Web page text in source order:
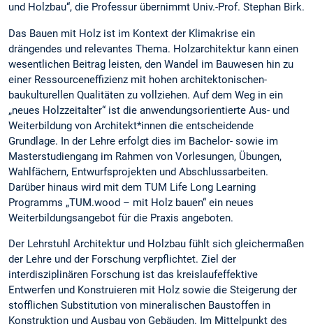
und Holzbau“, die Professur übernimmt Univ.-Prof. Stephan Birk.
Das Bauen mit Holz ist im Kontext der Klimakrise ein
drängendes und relevantes Thema. Holzarchitektur kann einen
wesentlichen Beitrag leisten, den Wandel im Bauwesen hin zu
einer Ressourceneffizienz mit hohen architektonischen-
baukulturellen Qualitäten zu vollziehen. Auf dem Weg in ein
„neues Holzzeitalter“ ist die anwendungsorientierte Aus- und
Weiterbildung von Architekt*innen die entscheidende
Grundlage. In der Lehre erfolgt dies im Bachelor- sowie im
Masterstudiengang im Rahmen von Vorlesungen, Übungen,
Wahlfächern, Entwurfsprojekten und Abschlussarbeiten.
Darüber hinaus wird mit dem TUM Life Long Learning
Programms „TUM.wood – mit Holz bauen“ ein neues
Weiterbildungsangebot für die Praxis angeboten.
Der Lehrstuhl Architektur und Holzbau fühlt sich gleichermaßen
der Lehre und der Forschung verpflichtet. Ziel der
interdisziplinären Forschung ist das kreislaufeffektive
Entwerfen und Konstruieren mit Holz sowie die Steigerung der
stofflichen Substitution von mineralischen Baustoffen in
Konstruktion und Ausbau von Gebäuden. Im Mittelpunkt des